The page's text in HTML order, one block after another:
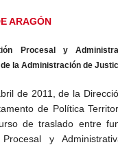
ARAGÓN
Procesal y
la Administración de
de 2011, de la
de Política
de traslado entre
y